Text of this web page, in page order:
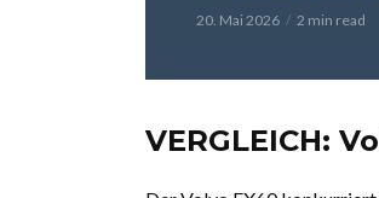
20. Mai 2026 2 min read
VERGLEICH: